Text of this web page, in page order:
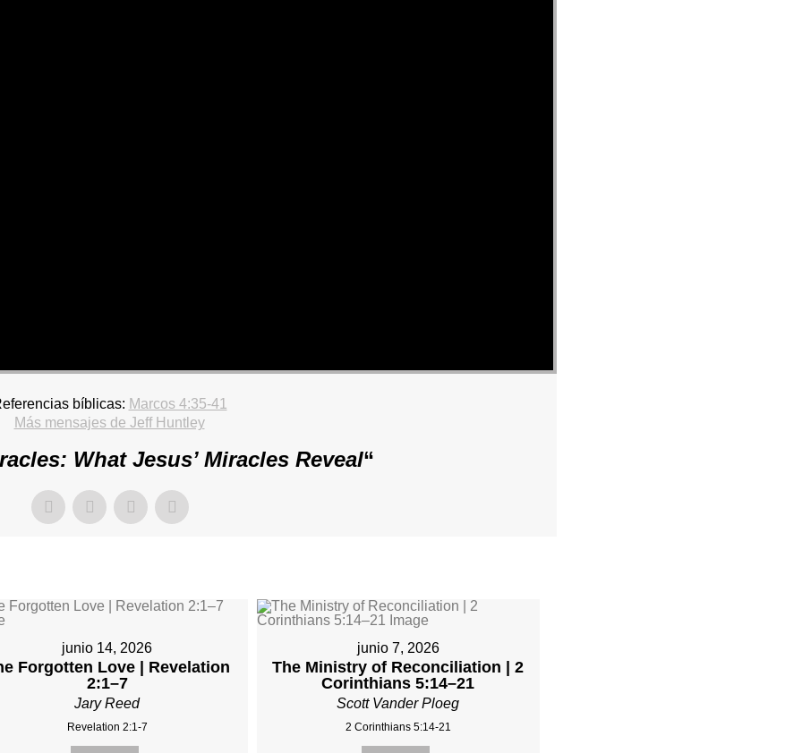
bíblicas: Marcos 4:35-41
Más mensajes de Jeff Huntley
What Jesus’ Miracles Reveal“
junio 14, 2026
Forgotten Love | Revelation
2:1–7
Jary Reed
Revelation 2:1-7
junio 7, 2026
The Ministry of Reconciliation | 2
Corinthians 5:14–21
Scott Vander Ploeg
2 Corinthians 5:14-21